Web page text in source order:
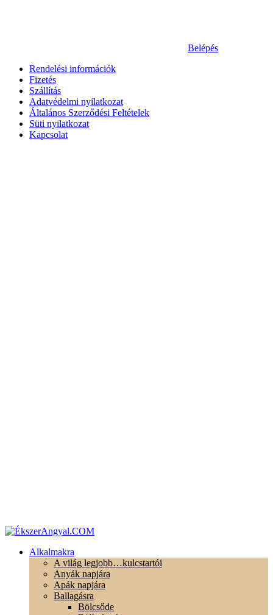
Belépés
Rendelési információk
Fizetés
Szállítás
Adatvédelmi nyilatkozat
Általános Szerződési Feltételek
Süti nyilatkozat
Kapcsolat
Alkalmakra
A világ legjobb…kulcstartói
Anyák napjára
Apák napjára
Ballagásra
Bölcsőde